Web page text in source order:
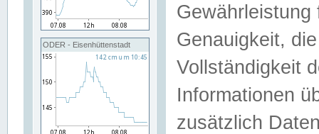
ODER - Eisenhüttenstadt
Genauigkeit,
Vollständigkeit
Informationen
zusätzlich